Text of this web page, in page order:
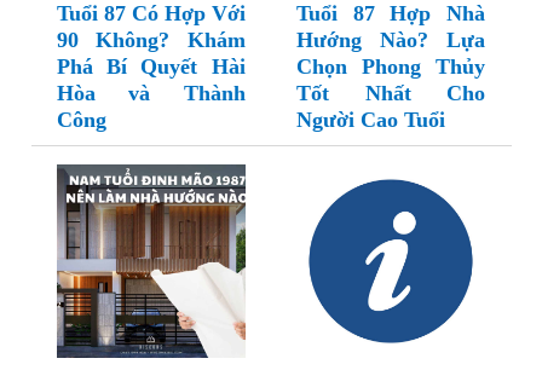
Tuổi 87 Có Hợp Với
90 Không? Khám
Phá Bí Quyết Hài
Hòa và Thành
Công
Tuổi 87 Hợp Nhà
Hướng Nào? Lựa
Chọn Phong Thủy
Tốt Nhất Cho
Người Cao Tuổi